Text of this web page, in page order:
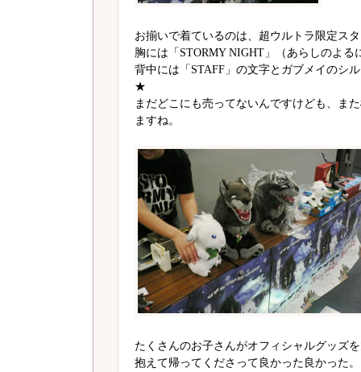
お揃いで着ているのは、超ウルトラ限定ス
胸には「STORMY NIGHT」（あらしのよる
背中には「STAFF」の文字とガブメイのシ
★
まだどこにも売ってないんですけども、ま
ますね。
たくさんのお子さんがオフィシャルグッズ
抱えて帰ってくださって良かった良かった。